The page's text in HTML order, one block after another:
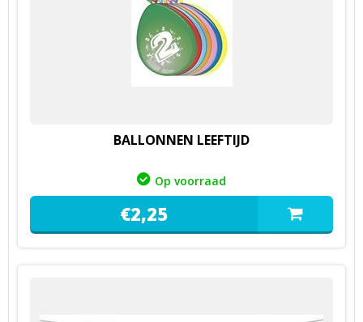
BALLONNEN LEEFTIJD
Op voorraad
€2,25